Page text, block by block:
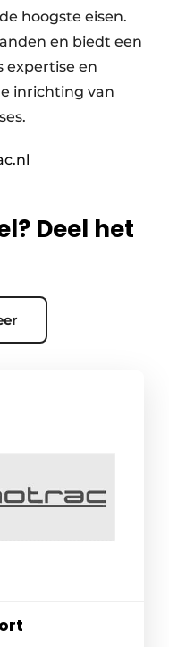
hoogste eisen.
en biedt een
expertise en
inrichting van
Deel het